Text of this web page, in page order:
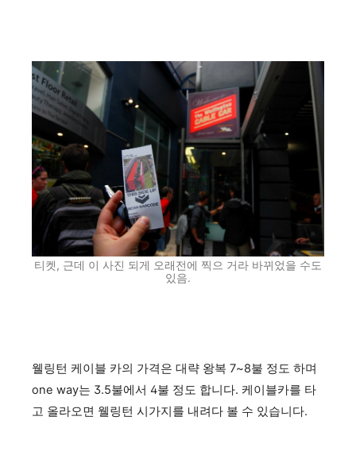
티켓, 근데 이 사진 되게 오래전에 찍으 거라 바뀌었을 수도
있음.
웰링턴 케이블 카의 가격은 대략 왕복 7~8불 정도 하며
one way는 3.5불에서 4불 정도 합니다. 케이블카를 타
고 올라오면 웰링턴 시가지를 내려다 볼 수 있습니다.